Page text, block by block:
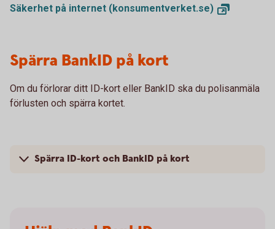
Säkerhet på internet (konsumentverket.se)
Spärra BankID på kort
Om du förlorar ditt ID-kort eller BankID ska du polisanmäla
förlusten och spärra kortet.
Spärra ID-kort och BankID på kort